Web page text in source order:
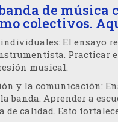
de
colectivos.
individuales: El ensayo
Practicar
musical.
y la comunicación:
banda. Aprender a
de calidad. Esto